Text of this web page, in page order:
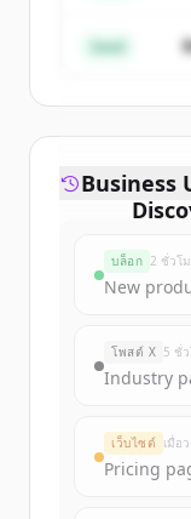
Seed
Sign up
New
Business
บล็อก 2 ชั่วโ
New
โพสต์ X 5 ชั่
Industry
เว็บไซต์ เมื่อ
Pricing